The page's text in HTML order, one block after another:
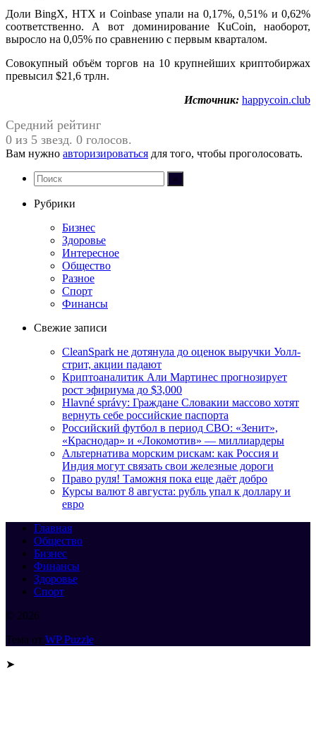
Доли BingX, HTX и Coinbase упали на 0,17%, 0,51% и 0,62%
соответственно. А вот доминирование KuCoin, наоборот,
выросло на 0,05% по сравнению с первым кварталом.
Совокупный объём торгов на 10 крупнейших криптобиржах
превысил $21,6 трлн.
Источник: happycoin.club
Средний рейтинг
0 из 5 звезд. 0 голосов.
Вам нужно авторизироваться для того, чтобы проголосовать.
Рубрики
Бизнес
Здоровье
Интересное
Общество
Разное
Спорт
Финансы
Свежие записи
CleanSpark не дотянула до оценок выручки Уолл-
стрит, акции падают
Криптоаналитик Али Мартинес прогнозирует
рост эфириума до $3,000
Hlavné správy: Граждане Словакии массово хотят
вернуть себе российские паспорта
Российский футбол в период СВО: «Зенит»,
«Краснодар» и «Локомотив» — миллиардеры
Альтернатива морским рискам: как Россия и
Индия могут связать свои железные дороги
Право руля! Таможня пока еще даёт добро
Курсы валют 8 августа: рубль упал к доллару и
евро
Главная
Общество
Бизнес
Финансы
Здоровье
Спорт
© 2026
Тема от WP Puzzle
➤